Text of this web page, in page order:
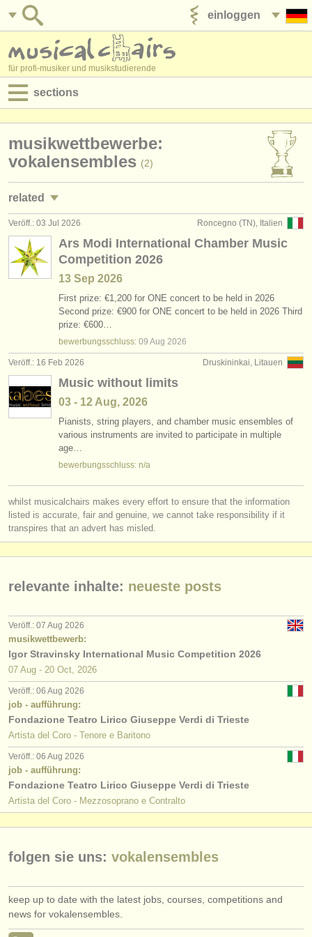
einloggen
für profi-musiker und musikstudierende
sections
jobs - aufführung
jobs - verwaltung
degree courses
kurse
musikwettbewerbe
instrumentenverkauf
gestohlene instrumente
verzeichnisse:
orchester
musikhochschulen
jugendorchester
über musicalchairs
kontakt
verlage:
anzeige veröffentlichen
find out about ourATS
ATSfaq
einloggen
musikwettbewerbe:
vokalensembles (2)
related
jobs - aufführung: sopran/ (10)
jobs - aufführung: alt (4)
jobs - aufführung: bass/
jobs - unterrichten: sopran/mezzo (5)
jobs - unterrichten: alt (2)
jobs - unterrichten: bass/
kurse: alle stimmen (13)
degree courses: alle stimmen
Roncegno (TN), Italien
Veröff.: 03 Jul 2026
Ars Modi International Chamber Music
Competition 2026
13 Sep 2026
First prize: €1,200 for ONE concert to be held in 2026
Second prize: €900 for ONE concert to be held in 2026 Third
prize: €600…
bewerbungsschluss: 09 Aug 2026
Druskininkai, Litauen
Veröff.: 16 Feb 2026
Music without limits
03 - 12 Aug, 2026
Pianists, string players, and chamber music ensembles of
various instruments are invited to participate in multiple
age…
bewerbungsschluss: n/a
whilst musicalchairs makes every effort to ensure that the information
listed is accurate, fair and genuine, we cannot take responsibility if it
transpires that an advert has misled.
relevante inhalte: neueste posts
Veröff.: 07 Aug 2026
musikwettbewerb:
Igor Stravinsky International Music Competition 2026
07 Aug - 20 Oct, 2026
Veröff.: 06 Aug 2026
job - aufführung:
Fondazione Teatro Lirico Giuseppe Verdi di Trieste
Artista del Coro - Tenore e Baritono
Veröff.: 06 Aug 2026
job - aufführung:
Fondazione Teatro Lirico Giuseppe Verdi di Trieste
Artista del Coro - Mezzosoprano e Contralto
folgen sie uns: vokalensembles
keep up to date with the latest jobs, courses, competitions and
news for vokalensembles.